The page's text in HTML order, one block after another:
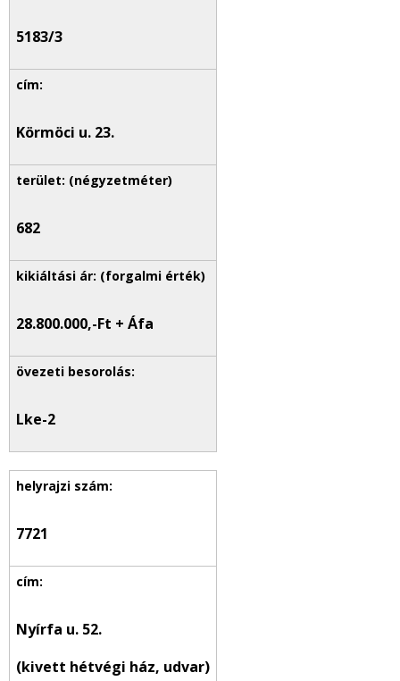
5183/3
Körmöci u. 23.
682
28.800.000,-Ft + Áfa
Lke-2
7721
Nyírfa u. 52.
(kivett hétvégi ház, udvar)